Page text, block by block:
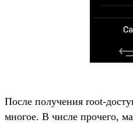
После получения root-
многое. В числе прочего,